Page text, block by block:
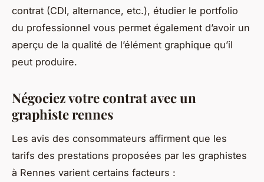
contrat (CDI, alternance, etc.), étudier le portfolio
du professionnel vous permet également d’avoir un
aperçu de la qualité de l’élément graphique qu’il
peut produire.
Négociez votre contrat avec un
graphiste rennes
Les avis des consommateurs affirment que les
tarifs des prestations proposées par les graphistes
à Rennes varient certains facteurs :